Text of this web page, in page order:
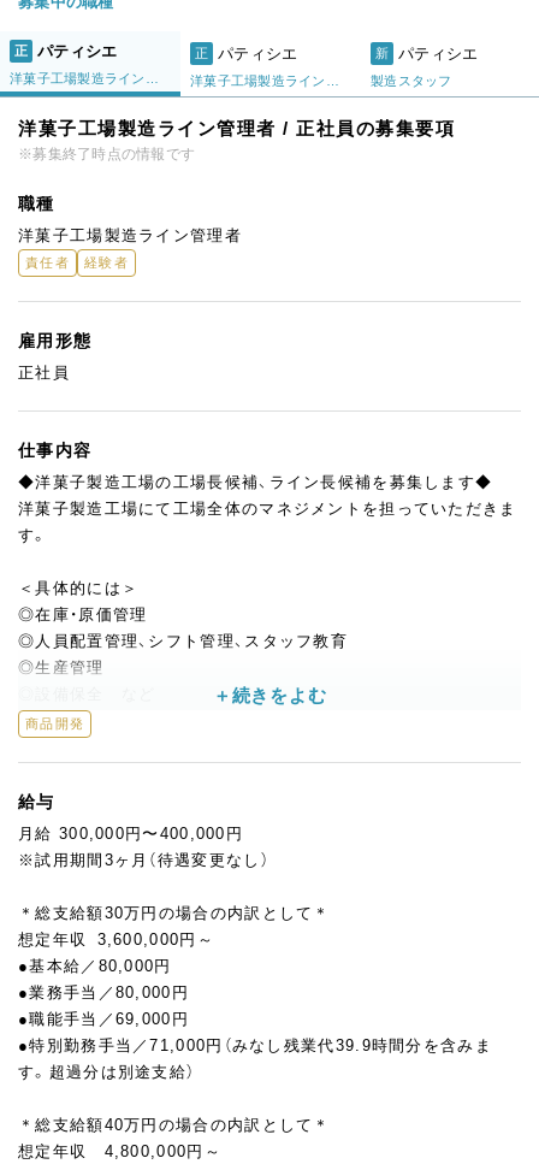
正 パティシエ 正 パティシエ 新 パティシエ
製造スタッフ
洋菓子工場製造ライン管理者 / 正社員の募集要項
※募集終了時点の情報です
職種
洋菓子工場製造ライン管理者
責任者 経験者
雇用形態
正社員
仕事内容
◆洋菓子製造工場の工場長候補、ライン長候補を募集します◆
洋菓子製造工場にて工場全体のマネジメントを担っていただきま
す。
＜具体的には＞
◎在庫・原価管理
◎人員配置管理、シフト管理、スタッフ教育
◎生産管理
※初めて担う業務でも、先輩がしっかりサポートします。
【キャリアアップも豊富にあります！】
職になることも可能です。
将来的に成長拡大する計画の製造部門で、さらなるキャリアアッ
プを目指していきましょう！
商品開発
給与
月給 300,000円〜400,000円
※試用期間3ヶ月（待遇変更なし）
＊総支給額30万円の場合の内訳として＊
想定年収 3,600,000円～
●基本給／80,000円
●業務手当／80,000円
●職能手当／69,000円
●特別勤務手当／71,000円（みなし残業代39.9時間分を含みま
す。超過分は別途支給）
＊総支給額40万円の場合の内訳として＊
想定年収 4,800,000円～